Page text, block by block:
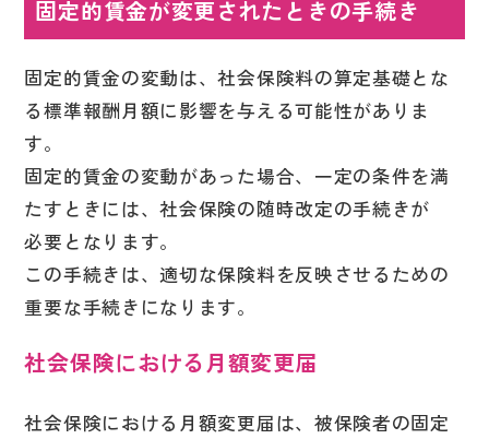
固定的賃金が変更されたときの手続き
固定的賃金の変動は、社会保険料の算定基礎とな
る標準報酬月額に影響を与える可能性がありま
す。
固定的賃金の変動があった場合、一定の条件を満
たすときには、社会保険の随時改定の手続きが
必要となります。
この手続きは、適切な保険料を反映させるための
重要な手続きになります。
社会保険における月額変更届
社会保険における月額変更届は、被保険者の固定